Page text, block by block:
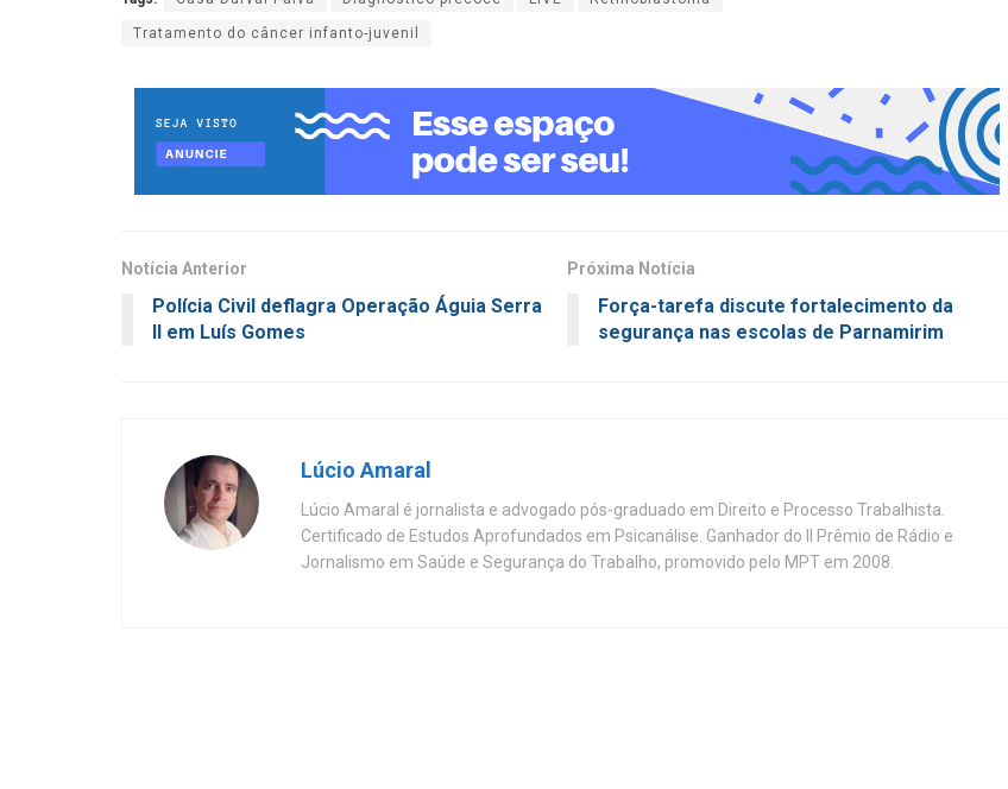
Tratamento do câncer infanto-juvenil
Notícia Anterior
Polícia Civil deflagra Operação Águia Serra
II em Luís Gomes
Próxima Notícia
Força-tarefa discute fortalecimento da
segurança nas escolas de Parnamirim
Lúcio Amaral
Lúcio Amaral é jornalista e advogado pós-graduado em Direito e Processo Trabalhista.
Certificado de Estudos Aprofundados em Psicanálise. Ganhador do II Prêmio de Rádio e
Jornalismo em Saúde e Segurança do Trabalho, promovido pelo MPT em 2008.